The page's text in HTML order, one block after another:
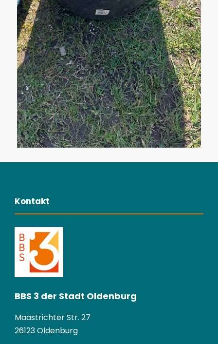
Kontakt
BBS 3 der Stadt Oldenburg
Maastrichter Str. 27
26123 Oldenburg